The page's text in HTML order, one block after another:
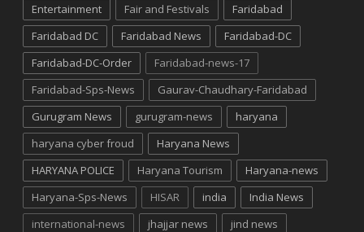
Entertainment
Fair and Festivals
Faridabad
Faridabad DC
Faridabad News
Faridabad-DC
Faridabad-DC-Order
Faridabad-news-17
Faridabad-Sps-News
Gaurav-Chaudhary-Faridabad
Gurugram News
gurugram-news
haryana
haryana cyber froud
Haryana News
HARYANA POLICE
Haryana Tourism
Haryana-news
Haryana-Sps-News
HISAR india
India News
international-news
jhajjar news
jind news